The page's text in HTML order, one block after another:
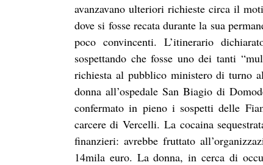
avanzavano ulteriori richieste circa il
dove si fosse recata durante la sua
poco convincenti. L’itinerario
sospettando che fosse uno dei tanti
richiesta al pubblico ministero di turno
donna all’ospedale San Biagio di
confermato in pieno i sospetti delle
carcere di Vercelli. La cocaina
finanzieri: avrebbe fruttato
14mila euro. La donna, in cerca di